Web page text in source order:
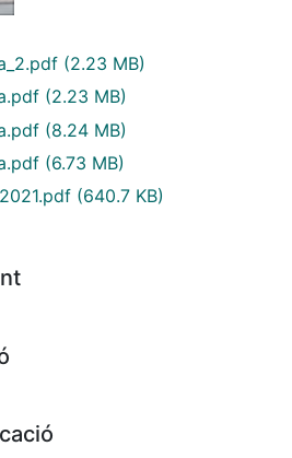
(2.23 MB)
(2.23 MB)
(8.24 MB)
(6.73 MB)
(640.7 KB)